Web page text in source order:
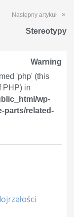
Następny artykuł
Stereotypy
Warning
'php' (this
PHP) in
wp-
parts/related-